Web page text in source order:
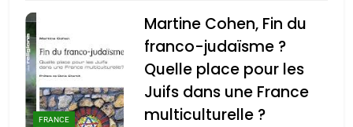
FRANCE
Martine Cohen, Fin du
franco-judaïsme ?
Quelle place pour les
Juifs dans une France
multiculturelle ?